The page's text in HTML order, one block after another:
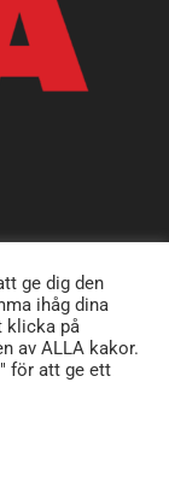
ge dig den
ihåg dina
klicka på
av ALLA kakor.
för att ge ett